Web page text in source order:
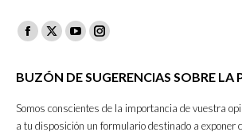
Facebook
opens
new
X
opens
new
YouTube
opens
new
Instagram
opens
in
new
BUZÓN DE SUGERENCIAS SOBRE LA
Somos conscientes de la importancia de vuestra
a tu disposición un formulario destinado a exponer